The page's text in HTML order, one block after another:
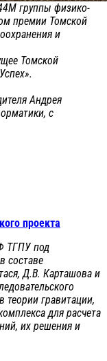
группы физико-
премии Томской
и
Томской
Андрея
с
проекта
ТГПУ под
составе
Д.В. Карташова и
теории гравитации,
для расчета
их решения и